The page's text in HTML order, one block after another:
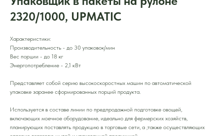
2320/1000, UPMATIC
Характеристики:
Производительность - до 30 упаковок/мин
Вес порции - до 18 кг
Энергопотребление - 2,1 кВт
Представляет собой серию высокоскоростных машин по автоматической
упаковке заранее сформированных порций продукта.
Используется в составе линии по предпродажной подготовке овощей,
включающих моечное оборудование, идеально для фермерских хозяйств,
планирующих поставлять продукцию в торговые сети, а ;также осуществляющих